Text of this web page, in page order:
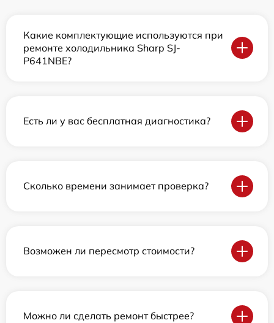
Какие комплектующие используются при
ремонте холодильника Sharp SJ-
P641NBE?
Есть ли у вас бесплатная диагностика?
Сколько времени занимает проверка?
Возможен ли пересмотр стоимости?
Можно ли сделать ремонт быстрее?